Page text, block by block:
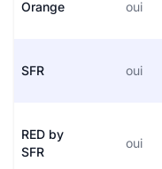
Orange oui
SFR oui
RED by
SFR
oui